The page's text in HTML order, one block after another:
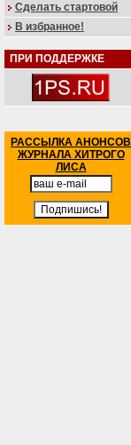
Сделать стартовой
В избранное!
ПРИ ПОДДЕРЖКЕ
РАССЫЛКА АНОНСОВ
ЖУРНАЛА ХИТРОГО
ЛИСА